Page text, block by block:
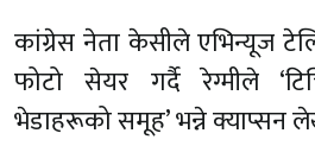
कांग्रेस नेता केसीले एभिन्यूज
फोटो सेयर गर्दै रेग्मीले
भेडाहरूको समूह’ भन्ने क्याप्सन